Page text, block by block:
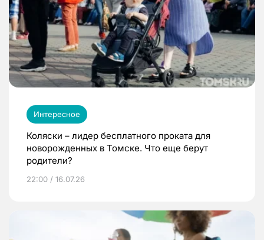
Интересное
Коляски – лидер бесплатного проката для
новорожденных в Томске. Что еще берут
родители?
22:00 / 16.07.26